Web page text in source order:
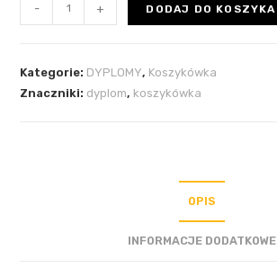
- + DODAJ DO KOSZYKA
Kategorie: DYPLOMY, Koszykówka
Znaczniki: dyplom, koszykówka
OPIS
INFORMACJE DODATKOWE